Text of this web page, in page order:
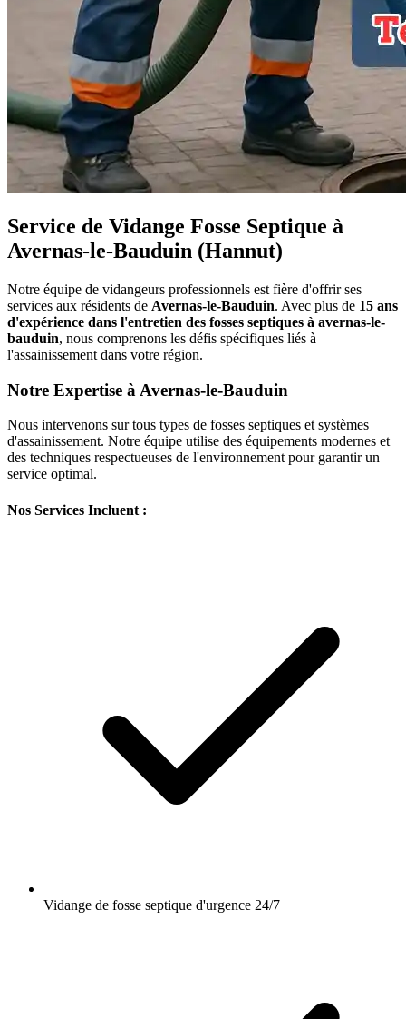
Service de Vidange Fosse Septique à
Avernas-le-Bauduin (Hannut)
Notre équipe de vidangeurs professionnels est fière d'offrir ses
services aux résidents de Avernas-le-Bauduin. Avec plus de 15 ans
d'expérience dans l'entretien des fosses septiques à avernas-le-
bauduin, nous comprenons les défis spécifiques liés à
l'assainissement dans votre région.
Notre Expertise à Avernas-le-Bauduin
Nous intervenons sur tous types de fosses septiques et systèmes
d'assainissement. Notre équipe utilise des équipements modernes et
des techniques respectueuses de l'environnement pour garantir un
service optimal.
Nos Services Incluent :
Vidange de fosse septique d'urgence 24/7